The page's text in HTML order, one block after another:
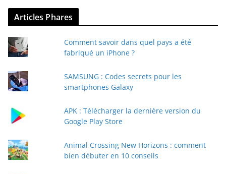
v
r
e
e
-
a
Articles Phares
Comment savoir dans quel pays a été
fabriqué un iPhone ?
SAMSUNG : Codes secrets pour les
smartphones Galaxy
APK : Télécharger la dernière version du
Google Play Store
Animal Crossing New Horizons : comment
bien débuter en 10 conseils